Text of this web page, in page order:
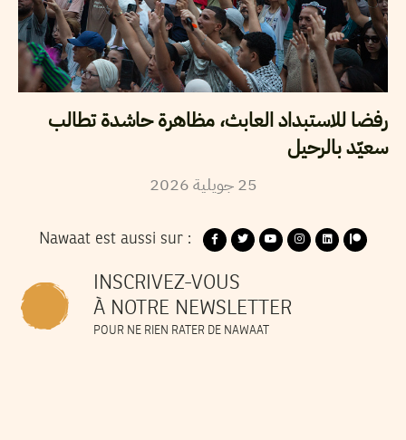
رفضا للاستبداد العابث، مظاهرة حاشدة تطالب
سعيّد بالرحيل
25 جويلية2026
Nawaat est aussi sur :
INSCRIVEZ-VOUS
À NOTRE NEWSLETTER
POUR NE RIEN RATER DE NAWAAT